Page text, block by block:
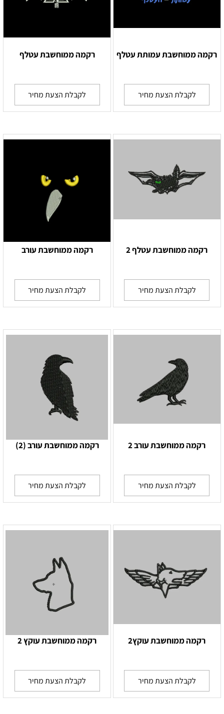
רקמה ממוחשבת עמותת עטלף
לקבלת הצעת מחיר
רקמה ממוחשבת עטלף
לקבלת הצעת מחיר
רקמה ממוחשבת עטלף 2
לקבלת הצעת מחיר
רקמה ממוחשבת עורב
לקבלת הצעת מחיר
רקמה ממוחשבת עורב 2
לקבלת הצעת מחיר
רקמה ממוחשבת עורב (2)
לקבלת הצעת מחיר
רקמה ממוחשבת עוקץ2
לקבלת הצעת מחיר
רקמה ממוחשבת עוקץ 2
לקבלת הצעת מחיר